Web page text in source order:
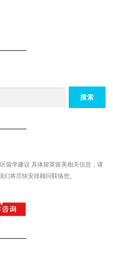
留学建议 具体留英留美相关信息，请
们将尽快安排顾问联络您。